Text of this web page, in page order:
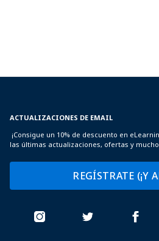
ACTUALIZACIONES DE EMAIL
¡Consigue un 10% de descuento en
las últimas actualizaciones, ofertas y
REGÍSTRATE (¡Y